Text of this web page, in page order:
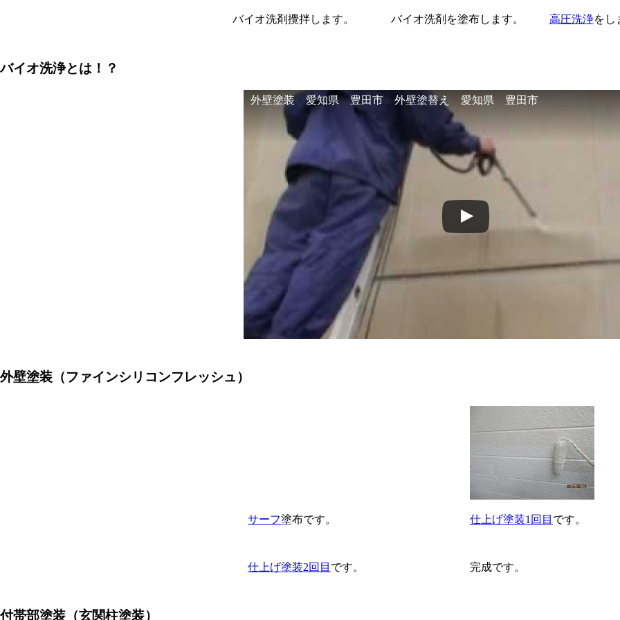
バイオ洗剤攪拌します。 バイオ洗剤を塗布します。 高圧洗浄をし
バイオ洗浄とは！？
外壁塗装 愛知県 豊田市 外壁塗替え 愛知県 豊田市
外壁塗装（ファインシリコンフレッシュ）
サーフ塗布です。 仕上げ塗装1回目 です。
仕上げ塗装2回目 です。 完成です。
付帯部塗装（玄関柱塗装）